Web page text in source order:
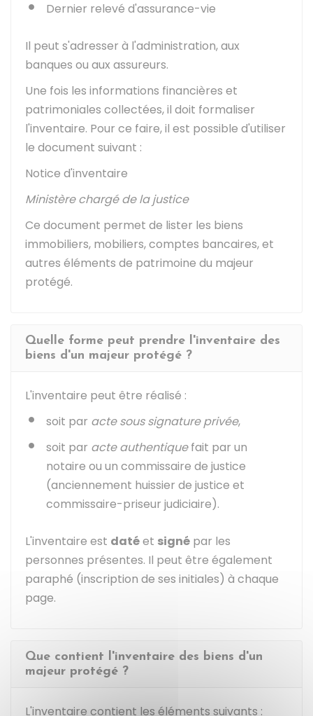
Dernier relevé d'assurance-vie
Il peut s'adresser à l'administration, aux
banques ou aux assureurs.
Une fois les informations financières et
patrimoniales collectées, il doit formaliser
l'inventaire. Pour ce faire, il est possible d'utiliser
le document suivant :
Notice d'inventaire
Ministère chargé de la justice
Ce document permet de lister les biens
immobiliers, mobiliers, comptes bancaires, et
autres éléments de patrimoine du majeur
protégé.
Quelle forme peut prendre l'inventaire des
biens d'un majeur protégé ?
L'inventaire peut être réalisé :
soit par acte sous signature privée,
soit par acte authentiquefait par un
notaire ou un commissaire de justice
(anciennement huissier de justice et
commissaire-priseur judiciaire).
L'inventaire est datéet signé par les
personnes présentes. Il peut être également
paraphé (inscription de ses initiales) à chaque
page.
Que contient l'inventaire des biens d'un
majeur protégé ?
L'inventaire contient les éléments suivants :